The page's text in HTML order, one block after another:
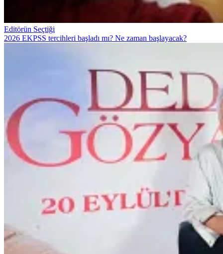
Editörün Seçtiği
2026 EKPSS tercihleri başladı mı? Ne zaman başlayacak?